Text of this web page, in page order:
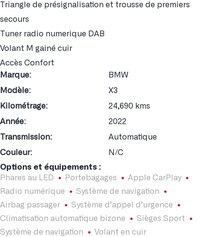
Triangle de présignalisation et trousse de premiers
secours
Tuner radio numerique DAB
Volant M gainé cuir
Accès Confort
Marque:
BMW
Modèle:
X3
Kilométrage:
24,690 kms
Année:
2022
Transmission:
Automatique
Couleur:
N/C
Options et équipements :
Phares au LED
Portebagages
Apple CarPlay
Radio numérique
Système de navigation
Airbag passager
Système d’appel d’urgence
Climatisation automatique bizone
Sièges Sport
Système de navigation
Volant en cuir